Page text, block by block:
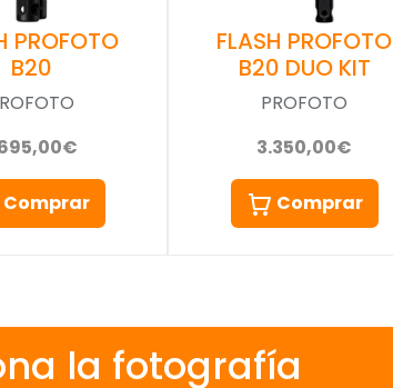
PROFOTO
B20
Comprar
FLASH PROFOTO
B20 DUO KIT
PROFOTO
3.350,00€
Comprar
la fotografía